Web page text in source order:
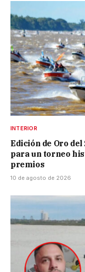
INTERIOR
Edición de Oro
para un torneo
premios
10 de agosto de 2026